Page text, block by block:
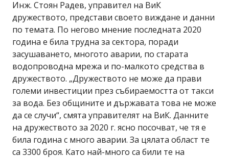
Инж. Стоян Радев, управител на ВиК
дружеството, представи своето виждане и данни
по темата. По негово мнение последната 2020
година е била трудна за сектора, поради
засушаването, многото аварии, по старата
водопроводна мрежа и по-малкото средства в
дружеството. „Дружеството не може да прави
големи инвестиции през събираемостта от такси
за вода. Без общините и държавата това не може
да се случи“, смята управителят на ВиК. Данните
на дружеството за 2020 г. ясно посочват, че тя е
била година с много аварии. За цялата област те
са 3300 броя. Като най-много са били те на